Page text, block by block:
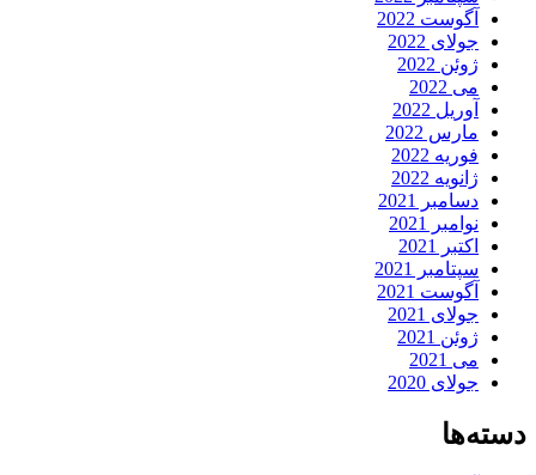
آگوست 2022
جولای 2022
ژوئن 2022
می 2022
آوریل 2022
مارس 2022
فوریه 2022
ژانویه 2022
دسامبر 2021
نوامبر 2021
اکتبر 2021
سپتامبر 2021
آگوست 2021
جولای 2021
ژوئن 2021
می 2021
جولای 2020
دسته‌ها